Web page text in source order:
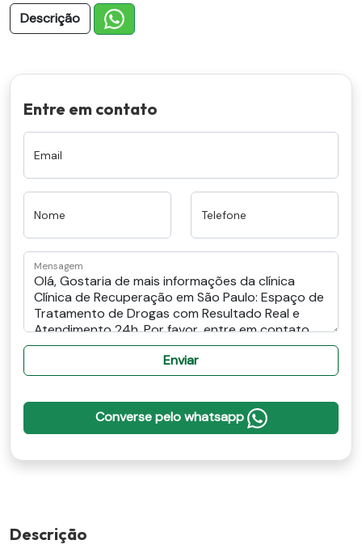
Descrição
Entre em contato
Email
Nome Telefone
Mensagem
Enviar
Converse pelo whatsapp
Descrição